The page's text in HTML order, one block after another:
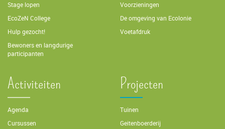
Stage lopen
EcoZeN College
Hulp gezocht!
Bewoners en langdurige
participanten
Voorzieningen
De omgeving van Ecolonie
Voetafdruk
Activiteiten
Agenda
Cursussen
Projecten
Tuinen
Geitenboerderij